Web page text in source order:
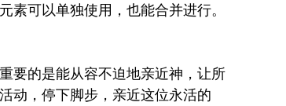
素可以单独使用，也能合并进行。
要的是能从容不迫地亲近神，让所
动，停下脚步，亲近这位永活的